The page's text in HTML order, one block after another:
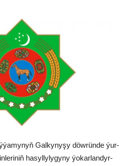
Gal­ky­ny­şy döw­rün­de ýur­
ha­syl­ly­ly­gy­ny ýo­kar­lan­dyr­